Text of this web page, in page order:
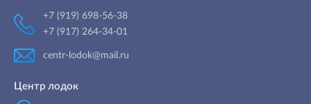
+7 (919) 698-56-38
+7 (917) 264-34-01
centr-lodok@mail.ru
Центр лодок